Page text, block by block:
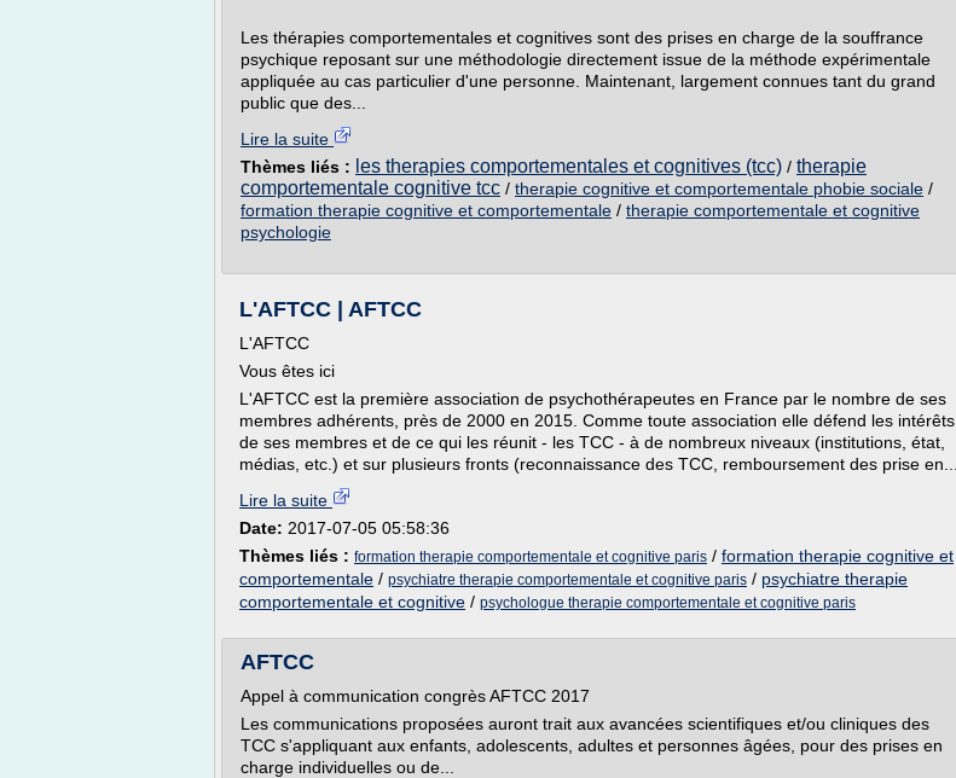
Les thérapies comportementales et cognitives sont des prises en charge de la souffrance
psychique reposant sur une méthodologie directement issue de la méthode expérimentale
appliquée au cas particulier d'une personne. Maintenant, largement connues tant du grand
public que des...
Lire la suite
Thèmes liés : les therapies comportementales et cognitives (tcc) / therapie
comportementale cognitive tcc / therapie cognitive et comportementale phobie sociale /
formation therapie cognitive et comportementale / therapie comportementale et cognitive
psychologie
L'AFTCC | AFTCC
L'AFTCC
Vous êtes ici
L'AFTCC est la première association de psychothérapeutes en France par le nombre de ses
membres adhérents, près de 2000 en 2015. Comme toute association elle défend les intérêts
de ses membres et de ce qui les réunit - les TCC - à de nombreux niveaux (institutions, état,
médias, etc.) et sur plusieurs fronts (reconnaissance des TCC, remboursement des prise en...
Lire la suite
Date: 2017-07-05 05:58:36
Thèmes liés : formation therapie comportementale et cognitive paris / formation therapie cognitive et
comportementale / psychiatre therapie comportementale et cognitive paris / psychiatre therapie
comportementale et cognitive / psychologue therapie comportementale et cognitive paris
AFTCC
Appel à communication congrès AFTCC 2017
Les communications proposées auront trait aux avancées scientifiques et/ou cliniques des
TCC s'appliquant aux enfants, adolescents, adultes et personnes âgées, pour des prises en
charge individuelles ou de...